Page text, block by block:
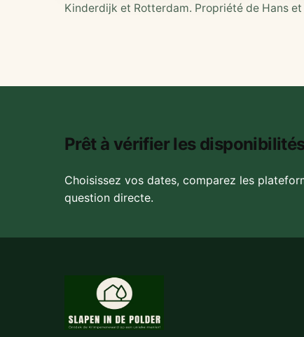
Kinderdijk et Rotterdam. Propriété de Hans
Prêt à vérifier les
Choisissez vos dates, comparez les
question directe.